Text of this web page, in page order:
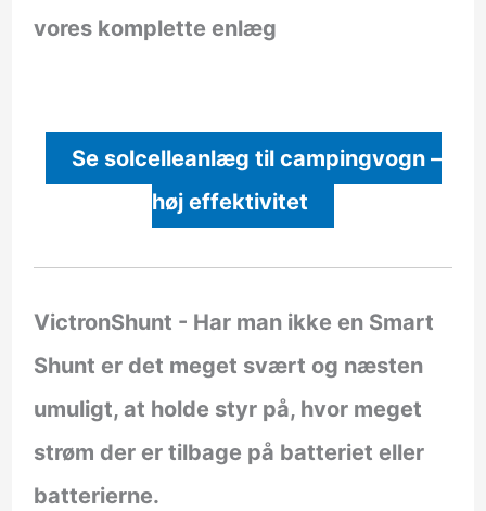
vores komplette enlæg
Se solcelleanlæg til campingvogn –
høj effektivitet
VictronShunt - Har man ikke en Smart
Shunt er det meget svært og næsten
umuligt, at holde styr på, hvor meget
strøm der er tilbage på batteriet eller
batterierne.